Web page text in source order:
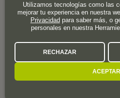
Utilizamos tecnologías como las
mejorar tu experiencia en nuestra
Privacidadpara saber más, o
personales en nuestra
RECHAZAR
ACEPTAR